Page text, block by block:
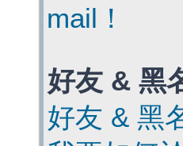
mail！
好友 & 黑
好友 & 黑